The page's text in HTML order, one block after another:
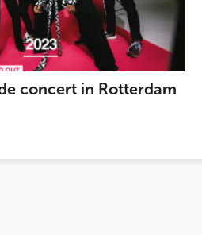
concert in Rotterdam